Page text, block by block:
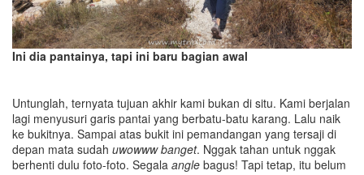
Ini dia pantainya, tapi ini baru bagian awal
Untunglah, ternyata tujuan akhir kami bukan di situ. Kami berjalan
lagi menyusuri garis pantai yang berbatu-batu karang. Lalu naik
ke bukitnya. Sampai atas bukit ini pemandangan yang tersaji di
depan mata sudah uwowww banget. Nggak tahan untuk nggak
berhenti dulu foto-foto. Segala angle bagus! Tapi tetap, itu belum